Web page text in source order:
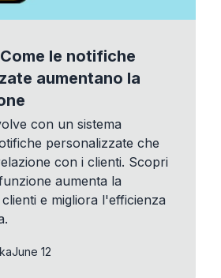
le notifiche
aumentano la
con un sistema
personalizzate che
con i clienti. Scopri
aumenta la
e migliora l'efficienza
June 12